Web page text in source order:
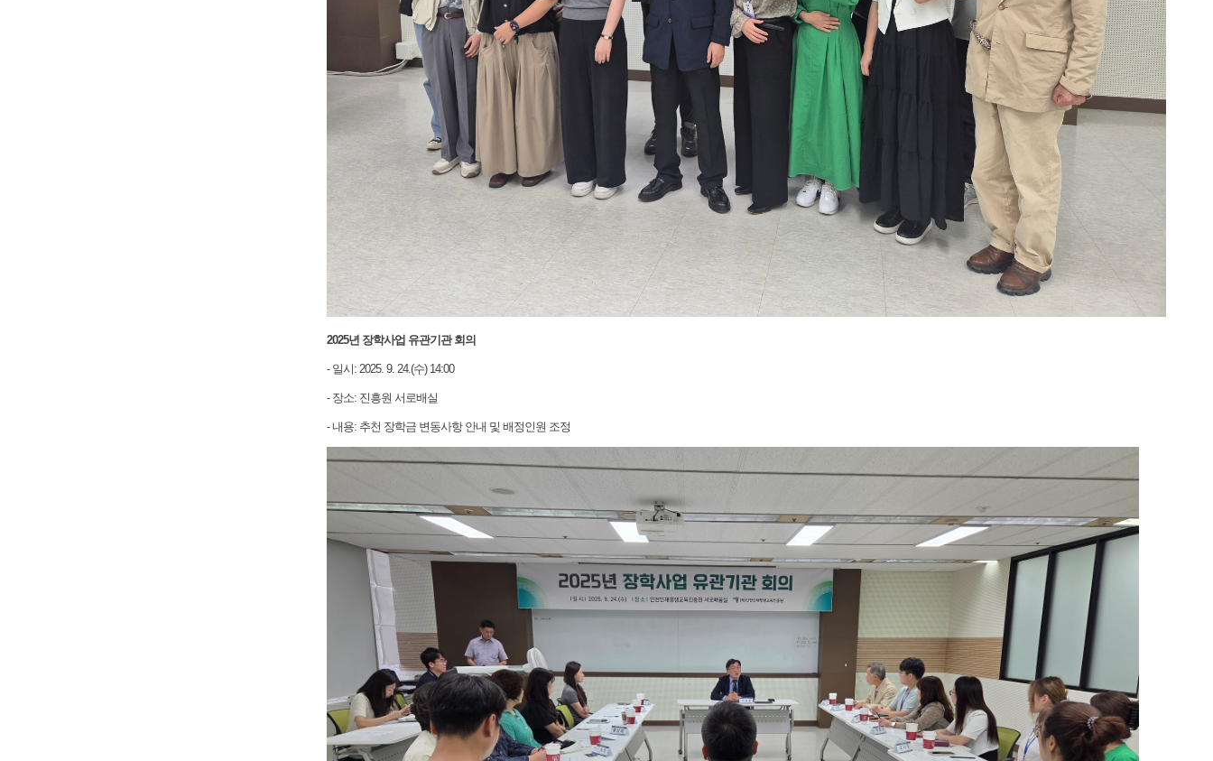
2025년 장학사업 유관기관 회의
- 일시: 2025. 9. 24.(수) 14:00
- 장소: 진흥원 서로배실
- 내용: 추천 장학금 변동사항 안내 및 배정인원 조정